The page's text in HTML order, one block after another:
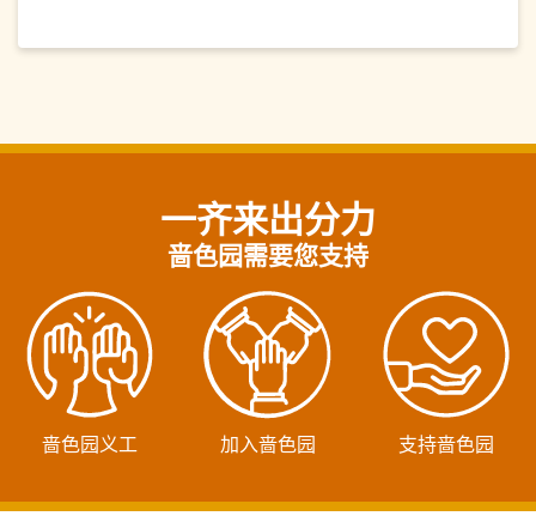
一齐来出分力
啬色园需要您支持
啬色园义工 加入啬色园 支持啬色园